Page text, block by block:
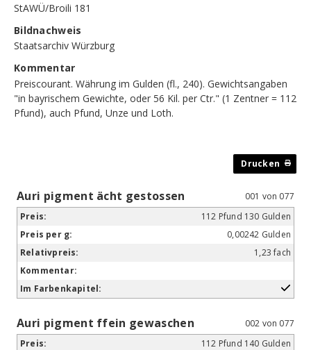
StAWÜ/Broili 181
Bildnachweis
Staatsarchiv Würzburg
Kommentar
Preiscourant. Währung im Gulden (fl., 240). Gewichtsangaben
"in bayrischem Gewichte, oder 56 Kil. per Ctr." (1 Zentner = 112
Pfund), auch Pfund, Unze und Loth.
Auri pigment ächt gestossen
001 von 077
112 Pfund 130 Gulden
0,00242 Gulden
1,23 fach
Auri pigment ffein gewaschen
002 von 077
112 Pfund 140 Gulden